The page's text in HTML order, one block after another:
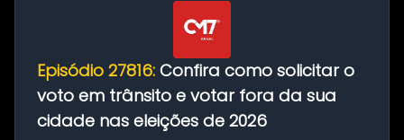
Episódio 27816: Confira como solicitar o
voto em trânsito e votar fora da sua
cidade nas eleições de 2026